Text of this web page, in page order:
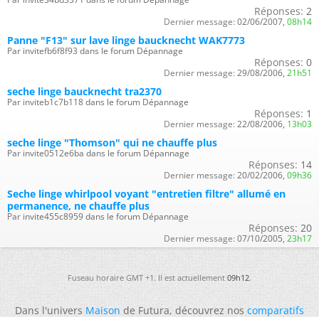
Réponses: 2
Dernier message: 02/06/2007, 08h14
Panne "F13" sur lave linge baucknecht WAK7773
Par invitefb6f8f93 dans le forum Dépannage
Réponses: 0
Dernier message: 29/08/2006, 21h51
seche linge baucknecht tra2370
Par inviteb1c7b118 dans le forum Dépannage
Réponses: 1
Dernier message: 22/08/2006, 13h03
seche linge "Thomson" qui ne chauffe plus
Par invite0512e6ba dans le forum Dépannage
Réponses: 14
Dernier message: 20/02/2006, 09h36
Seche linge whirlpool voyant "entretien filtre" allumé en
permanence, ne chauffe plus
Par invite455c8959 dans le forum Dépannage
Réponses: 20
Dernier message: 07/10/2005, 23h17
Fuseau horaire GMT +1. Il est actuellement09h12.
Dans l'universMaisonde Futura, découvrez noscomparatifs